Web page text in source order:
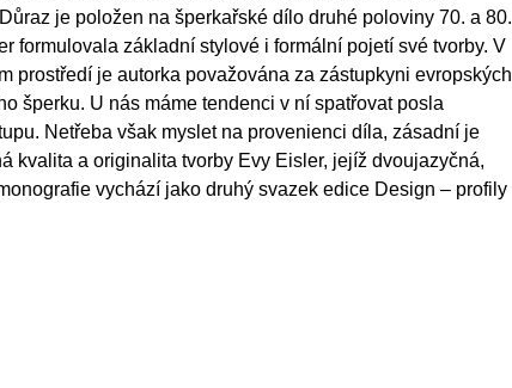
je položen na šperkařské dílo druhé poloviny 70. a 80.
formulovala základní stylové i formální pojetí své tvorby. V
prostředí je autorka považována za zástupkyni evropských
šperku. U nás máme tendenci v ní spatřovat posla
Netřeba však myslet na provenienci díla, zásadní je
kvalita a originalita tvorby Evy Eisler, jejíž dvoujazyčná,
vychází jako druhý svazek edice Design – profily